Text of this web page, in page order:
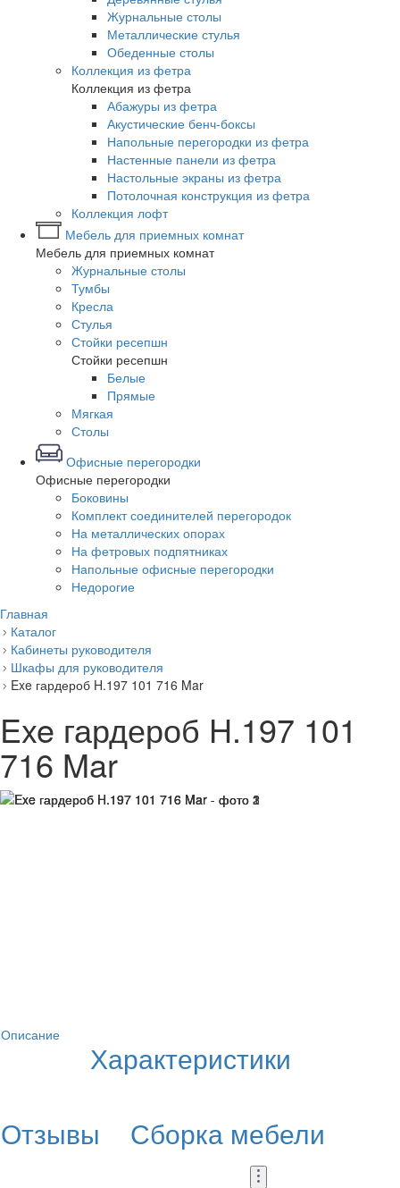
Журнальные столы
Металлические стулья
Обеденные столы
Коллекция из фетра
Коллекция из фетра
Абажуры из фетра
Акустические бенч-боксы
Напольные перегородки из фетра
Настенные панели из фетра
Настольные экраны из фетра
Потолочная конструкция из фетра
Коллекция лофт
Мебель для приемных комнат
Мебель для приемных комнат
Журнальные столы
Тумбы
Кресла
Стулья
Стойки ресепшн
Стойки ресепшн
Белые
Прямые
Мягкая
Столы
Офисные перегородки
Офисные перегородки
Боковины
Комплект соединителей перегородок
На металлических опорах
На фетровых подпятниках
Напольные офисные перегородки
Недорогие
Главная
Каталог
Кабинеты руководителя
Шкафы для руководителя
Exe гардероб H.197 101 716 Mar
Exe гардероб H.197 101
716 Mar
Описание
Характеристики
Отзывы
Сборка мебели